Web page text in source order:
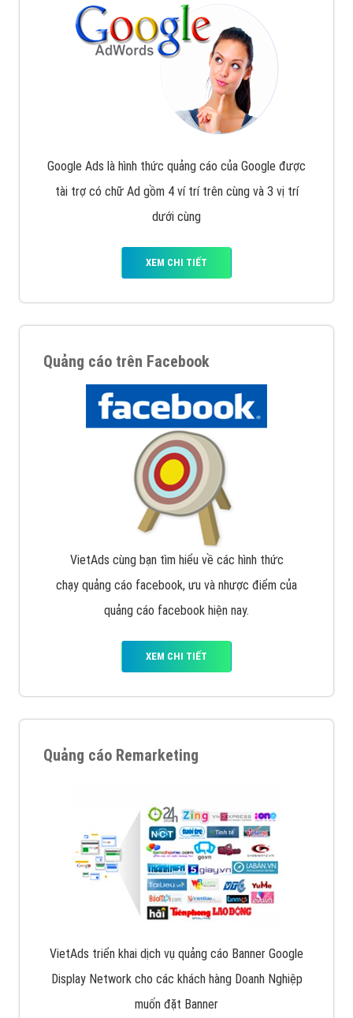
Google Ads là hình thức quảng cáo của Google được
tài trợ có chữ Ad gồm 4 ví trí trên cùng và 3 vị trí
dưới cùng
XEM CHI TIẾT
Quảng cáo trên Facebook
VietAds cùng bạn tìm hiểu về các hình thức
chạy quảng cáo facebook, ưu và nhược điểm của
quảng cáo facebook hiện nay.
XEM CHI TIẾT
Quảng cáo Remarketing
VietAds triển khai dịch vụ quảng cáo Banner Google
Display Network cho các khách hàng Doanh Nghiệp
muốn đặt Banner